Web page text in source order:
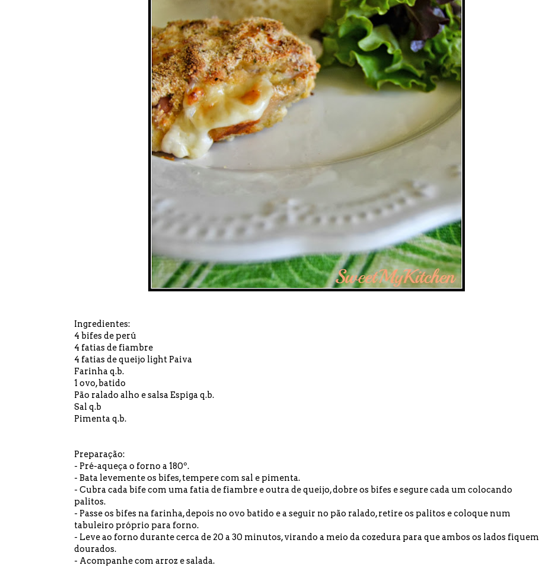
Ingredientes:
4 bifes de perú
4 fatias de fiambre
4 fatias de queijo light Paiva
Farinha q.b.
1 ovo, batido
Pão ralado alho e salsa Espigaq.b.
Sal q.b
Pimenta q.b.
Preparação:
- Pré-aqueça o forno a 180º.
- Bata levemente os bifes, tempere com sal e pimenta.
- Cubra cada bife com uma fatia de fiambre e outra de queijo, dobre os bifes e segure cada um colocando
palitos.
- Passe os bifes na farinha, depois no ovo batido e a seguir no pão ralado, retire os palitos e coloque num
tabuleiro próprio para forno.
- Leve ao forno durante cerca de 20 a 30 minutos, virando a meio da cozedura para que ambos os lados fiquem
dourados.
- Acompanhe com arroz e salada.